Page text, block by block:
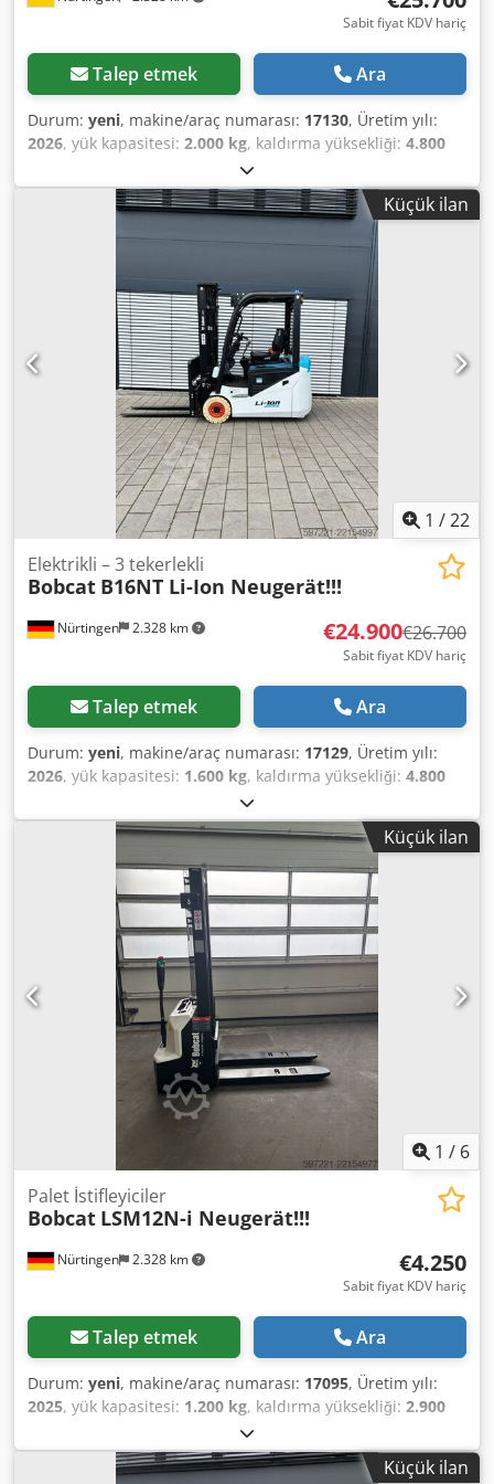
Sabit fiyat KDV hariç
Talep etmek Ara
Durum: yeni, makine/araç numarası: 17130, Üretim yılı:
2026, yük kapasitesi: 2.000 kg, kaldırma yüksekliği: 4.800
1.484 mm
yakıt türü:elektrikli, direk tipi:triplex, inşaat yüksekliği:
, batarya voltajı:51,2 V, çatalların uzunluğu:
, ön lastik ölçüsü: 200/50-10 non-marking
, toplam ağırlık:
, 5174822 Dodezfd D Ispfx Aihekr Seri Numarası: OBA07-
000027 Akü Özellikleri: 51,2V 277Ah
Küçük ilan
1 /22
Nürtingen 2.328 km
Elektrikli – 3 tekerlekli
Bobcat B16NT Li-Ion Neugerät!!!
€24.900€26.700
Sabit fiyat KDV hariç
Talep etmek Ara
Durum: yeni, makine/araç numarası: 17129, Üretim yılı:
2026, yük kapasitesi: 1.600 kg, kaldırma yüksekliği: 4.800
1.484 mm
yakıt türü:elektrikli, direk tipi:triplex, inşaat yüksekliği:
, batarya voltajı:51,2 V, çatalların uzunluğu:
, ön lastik ölçüsü:18x7-8 non marking
lastik boyutu:16x6-8 non marking, toplam ağırlık:
, 5174830 Seri Numarası: OBA05-000013 Akü Detayları:
51,2V 277Ah Dkedpfxjzfd Dzj Aihsr
Küçük ilan
1 / 6
Nürtingen 2.328 km
Palet İstifleyiciler
Bobcat LSM12N-i Neugerät!!!
€4.250
Sabit fiyat KDV hariç
Talep etmek Ara
Durum: yeni, makine/araç numarası: 17095, Üretim yılı:
2025, yük kapasitesi: 1.200 kg, kaldırma yüksekliği: 2.900
, yakıt türü:
simpleks, inşaat yüksekliği:1.970 mm, batarya voltajı:24
, çatalların uzunluğu:1.150 mm, toplam ağırlık:665 kg,
Küçük ilan